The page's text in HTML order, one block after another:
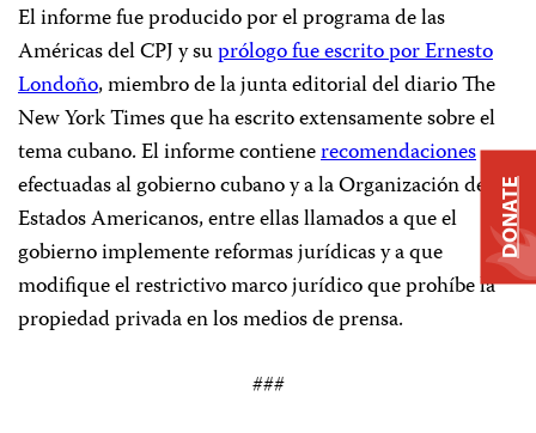
El informe fue producido por el programa de las
Américas del CPJ y suprólogo fue escrito por Ernesto
Londoño, miembro de la junta editorial del diario The
New York Times que ha escrito extensamente sobre el
tema cubano. El informe contienerecomendaciones
efectuadas al gobierno cubano y a la Organización de los
Estados Americanos, entre ellas llamados a que el
gobierno implemente reformas jurídicas y a que
modifique el restrictivo marco jurídico que prohíbe la
propiedad privada en los medios de prensa.
###
DONATE